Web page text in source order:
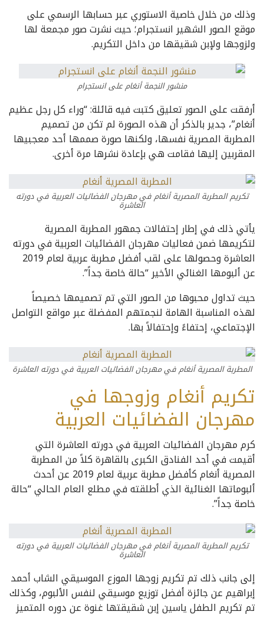
وذلك من خلال خاصية الاستوري عبر حسابها الرسمي على
موقع الصور الشهير انستجرام؛ حيث نشرت صور مجمعة لها
ولزوجها ولإبن شقيقها من داخل التكريم.
منشور النجمة أنغام على انستجرام
أرفقت على الصور تعليق كتبت فيه قائلة: “وراء كل رجل عظيم
أنغام”، جدير بالذكر أن هذه الصورة لم تكن من تصميم
المطربة المصرية نفسها، ولكنها صورة صممها أحد معجبيها
المقربين إليها فقامت هي بإعادة نشرها مرة أخرى.
تكريم المطربة المصرية أنغام في مهرجان الفضائيات العربية في دورته
العاشرة
يأتي ذلك في إطار إحتفالات جمهور المطربة المصرية
لتكريمها ضمن فعاليات مهرجان الفضائيات العربية في دورته
العاشرة وحصولها على لقب أفضل مطربة عربية لعام 2019
عن ألبومها الغنائي الأخير “حالة خاصة جداً”.
حيث تداول محبوها من الصور التي تم تصميمها خصيصاً
لهذه المناسبة الهامة لنجمتهم المفضلة عبر مواقع التواصل
الإجتماعي، إحتفاءً وإحتفالاً بها.
المطربة المصرية أنغام في مهرجان الفضائيات العربية في دورته العاشرة
تكريم أنغام وزوجها في
مهرجان الفضائيات العربية
كرم مهرجان الفضائيات العربية في دورته العاشرة التي
أقيمت في أحد الفنادق الكبرى بالقاهرة كلاً من المطربة
المصرية أنغام كأفضل مطربة عربية لعام 2019 عن أحدث
ألبوماتها الغنائية الذي أطلقته في مطلع العام الحالي “حالة
خاصة جداً”.
تكريم المطربة المصرية أنغام في مهرجان الفضائيات العربية في دورته
العاشرة
إلى جانب ذلك تم تكريم زوجها الموزع الموسيقي الشاب أحمد
إبراهيم عن جائزة أفضل توزيع موسيقي لنفس الألبوم، وكذلك
تم تكريم الطفل ياسين إبن شقيقتها غنوة عن دوره المتميز